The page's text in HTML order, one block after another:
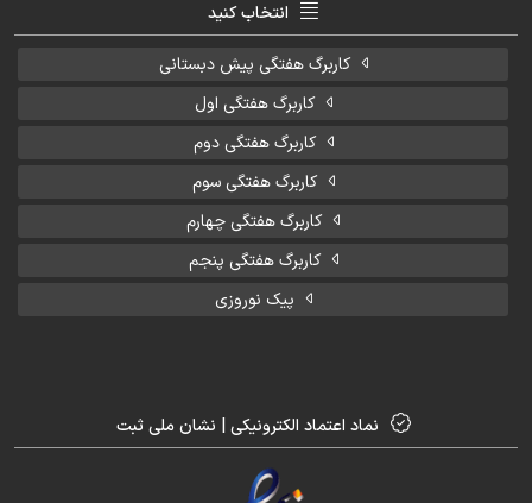
انتخاب کنید
کاربرگ هفتگی پیش دبستانی
کاربرگ هفتگی اول
کاربرگ هفتگی دوم
کاربرگ هفتگی سوم
کاربرگ هفتگی چهارم
کاربرگ هفتگی پنجم
پیک نوروزی
نماد اعتماد الکترونیکی | نشان ملی ثبت